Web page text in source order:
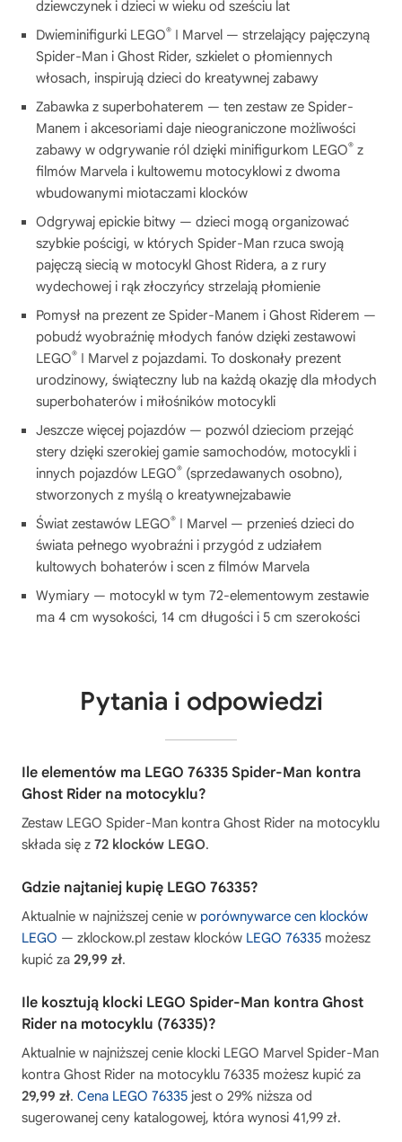
dziewczynek i dzieci w wieku od sześciu lat
Dwieminifigurki LEGO® ǀ Marvel — strzelający pajęczyną
Spider-Man i Ghost Rider, szkielet o płomiennych
włosach, inspirują dzieci do kreatywnej zabawy
Zabawka z superbohaterem — ten zestaw ze Spider-
Manem i akcesoriami daje nieograniczone możliwości
zabawy w odgrywanie ról dzięki minifigurkom LEGO® z
filmów Marvela i kultowemu motocyklowi z dwoma
wbudowanymi miotaczami klocków
Odgrywaj epickie bitwy — dzieci mogą organizować
szybkie pościgi, w których Spider-Man rzuca swoją
pajęczą siecią w motocykl Ghost Ridera, a z rury
wydechowej i rąk złoczyńcy strzelają płomienie
Pomysł na prezent ze Spider-Manem i Ghost Riderem —
pobudź wyobraźnię młodych fanów dzięki zestawowi
LEGO® ǀ Marvel z pojazdami. To doskonały prezent
urodzinowy, świąteczny lub na każdą okazję dla młodych
superbohaterów i miłośników motocykli
Jeszcze więcej pojazdów — pozwól dzieciom przejąć
stery dzięki szerokiej gamie samochodów, motocykli i
innych pojazdów LEGO® (sprzedawanych osobno),
stworzonych z myślą o kreatywnejzabawie
Świat zestawów LEGO® ǀ Marvel — przenieś dzieci do
świata pełnego wyobraźni i przygód z udziałem
kultowych bohaterów i scen z filmów Marvela
Wymiary — motocykl w tym 72-elementowym zestawie
ma 4 cm wysokości, 14 cm długości i 5 cm szerokości
Pytania i odpowiedzi
Ile elementów ma LEGO 76335 Spider-Man kontra
Ghost Rider na motocyklu?
Zestaw LEGO Spider-Man kontra Ghost Rider na motocyklu
składa się z 72 klocków LEGO.
Gdzie najtaniej kupię LEGO 76335?
Aktualnie w najniższej cenie w porównywarce cen klocków
LEGO — zklockow.pl zestaw klocków LEGO 76335 możesz
kupić za 29,99 zł.
Ile kosztują klocki LEGO Spider-Man kontra Ghost
Rider na motocyklu (76335)?
Aktualnie w najniższej cenie klocki LEGO Marvel Spider-Man
kontra Ghost Rider na motocyklu 76335 możesz kupić za
29,99 zł. Cena LEGO 76335 jest o 29% niższa od
sugerowanej ceny katalogowej, która wynosi 41,99 zł.